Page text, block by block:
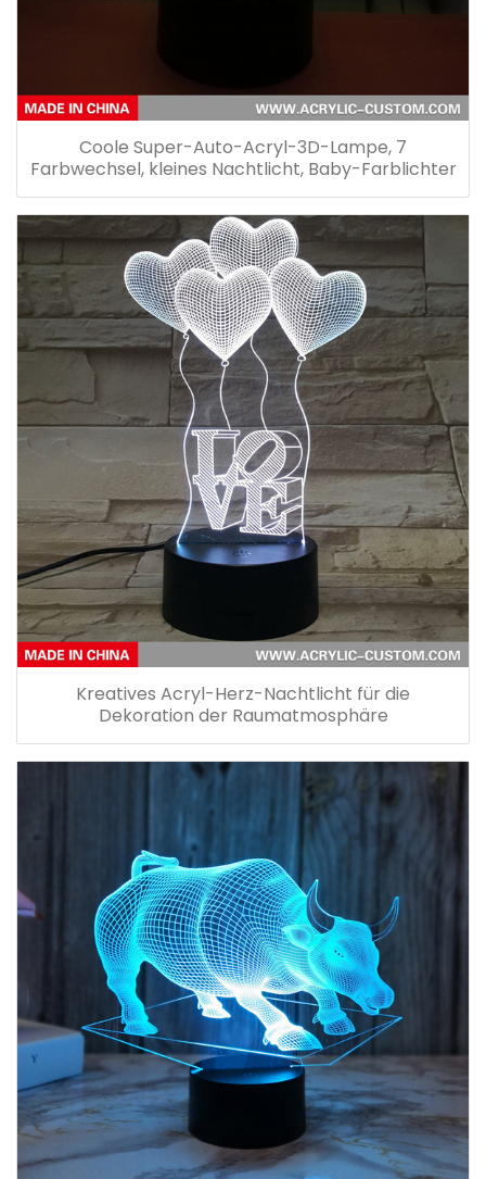
Coole Super-Auto-Acryl-3D-Lampe, 7
Farbwechsel, kleines Nachtlicht, Baby-Farblichter
Kreatives Acryl-Herz-Nachtlicht für die
Dekoration der Raumatmosphäre